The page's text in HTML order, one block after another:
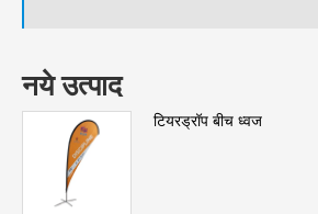
नये उत्पाद
टियरड्रॉप बीच ध्वज